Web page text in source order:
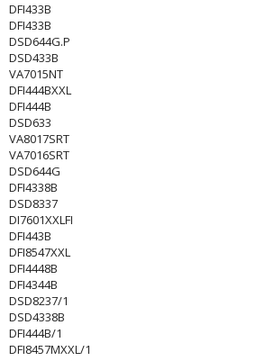
DFI433B
DFI433B
DSD644G.P
DSD433B
VA7015NT
DFI444BXXL
DFI444B
DSD633
VA8017SRT
VA7016SRT
DSD644G
DFI4338B
DSD8337
DI7601XXLFI
DFI443B
DFI8547XXL
DFI4448B
DFI4344B
DSD8237/1
DSD4338B
DFI444B/1
DFI8457MXXL/1